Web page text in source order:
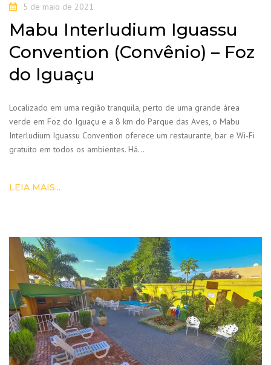
5 de maio de 2021
Mabu Interludium Iguassu
Convention (Convênio) – Foz
do Iguaçu
Localizado em uma região tranquila, perto de uma grande área
verde em Foz do Iguaçu e a 8 km do Parque das Aves, o Mabu
Interludium Iguassu Convention oferece um restaurante, bar e Wi-Fi
gratuito em todos os ambientes. Há…
LEIA MAIS...